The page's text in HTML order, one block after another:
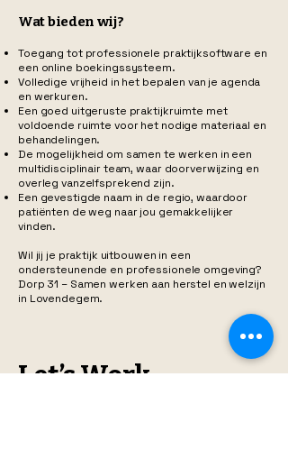
Wat bieden wij?
Toegang tot professionele praktijksoftware en
een online boekingssysteem.
Volledige vrijheid in het bepalen van je agenda
en werkuren.
Een goed uitgeruste praktijkruimte met
voldoende ruimte voor het nodige materiaal en
behandelingen.
De mogelijkheid om samen te werken in een
multidisciplinair team, waar doorverwijzing en
overleg vanzelfsprekend zijn.
Een gevestigde naam in de regio, waardoor
patiënten de weg naar jou gemakkelijker
vinden.
Wil jij je praktijk uitbouwen in een
ondersteunende en professionele omgeving?
Dorp 31 – Samen werken aan herstel en welzijn
in Lovendegem.
Let’s Work